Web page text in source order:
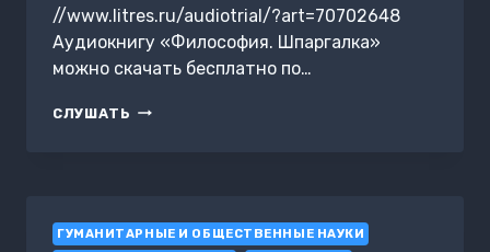
//www.litres.ru/audiotrial/?art=70702648
Аудиокнигу «Философия. Шпаргалка»
можно скачать бесплатно по…
СЛУШАТЬ ФИЛОСОФИЯ.
ГУМАНИТАРНЫЕ И ОБЩЕСТВЕННЫЕ НАУКИ